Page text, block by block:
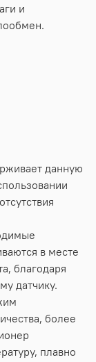
и
данную
в месте
благодаря
датчику.
более
плавно